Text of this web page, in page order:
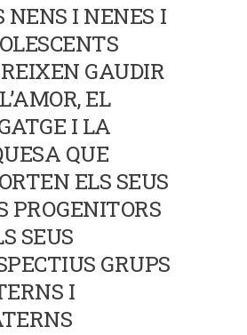
NENS I NENES I
GAUDIR
EL
I LA
QUE
ELS SEUS
PROGENITORS
SEUS
GRUPS
I